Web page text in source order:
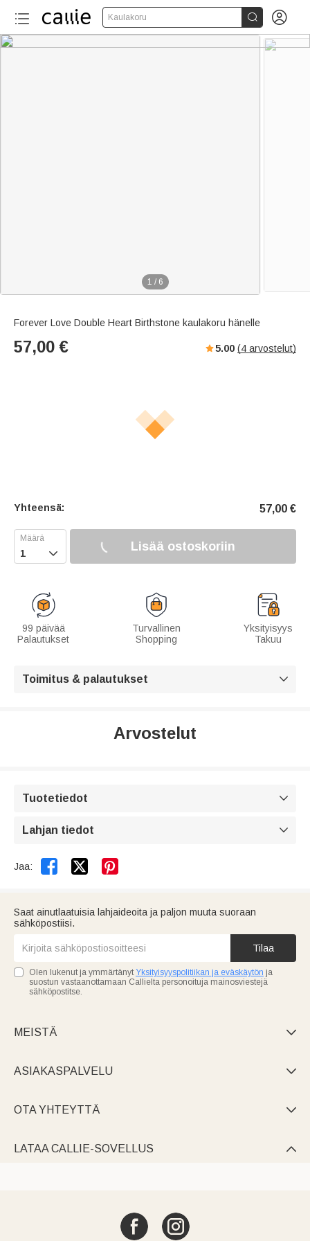
Kaulakoru  
1 / 6
Forever Love Double Heart Birthstone kaulakoru hänelle
57,00 € 5.00 (4 arvostelut)
Yhteensä: 57,00 €
 Lisää ostoskoriin
99 päivää
Palautukset
Turvallinen
Shopping
Yksityisyys
Takuu
Toimitus & palautukset 
Arvostelut
Tuotetiedot 
Lahjan tiedot 
Jaa:  
Saat ainutlaatuisia lahjaideoita ja paljon muuta suoraan
sähköpostiisi.
Tilaa
Olen lukenut ja ymmärtänyt Yksityisyyspolitiikan ja eväskäytön ja
suostun vastaanottamaan Callielta personoituja mainosviestejä
sähköpostitse.
MEISTÄ 
ASIAKASPALVELU 
OTA YHTEYTTÄ 
LATAA CALLIE-SOVELLUS 